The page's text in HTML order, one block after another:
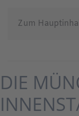
Zum
DIE